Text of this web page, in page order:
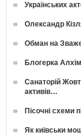
Українських
Олександр
Обман на
Блогерка
Санаторій
активів…
Пісочні схеми
Як київськи